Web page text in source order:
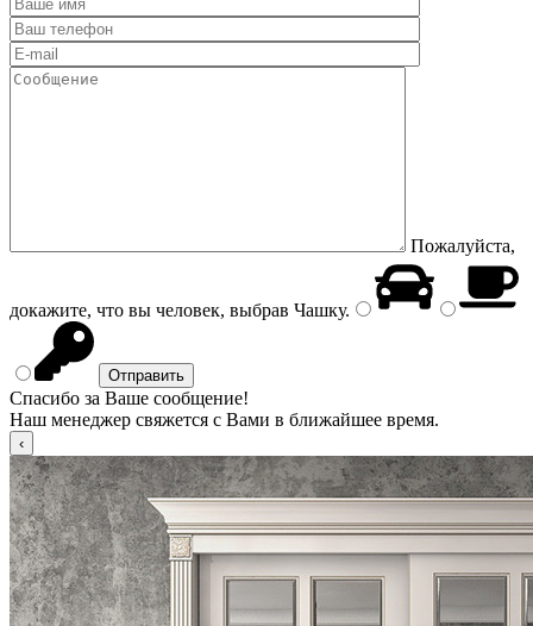
Пожалуйста,
докажите, что вы человек, выбрав Чашку.
Спасибо за Ваше сообщение!
Наш менеджер свяжется с Вами в ближайшее время.